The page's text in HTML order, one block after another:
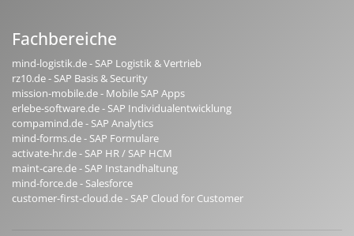
Fachbereiche
mind-logistik.de - SAP Logistik & Vertrieb
rz10.de - SAP Basis & Security
mission-mobile.de - Mobile SAP Apps
erlebe-software.de - SAP Individualentwicklung
compamind.de - SAP Analytics
mind-forms.de - SAP Formulare
activate-hr.de - SAP HR / SAP HCM
maint-care.de - SAP Instandhaltung
mind-force.de - Salesforce
customer-first-cloud.de - SAP Cloud for Customer